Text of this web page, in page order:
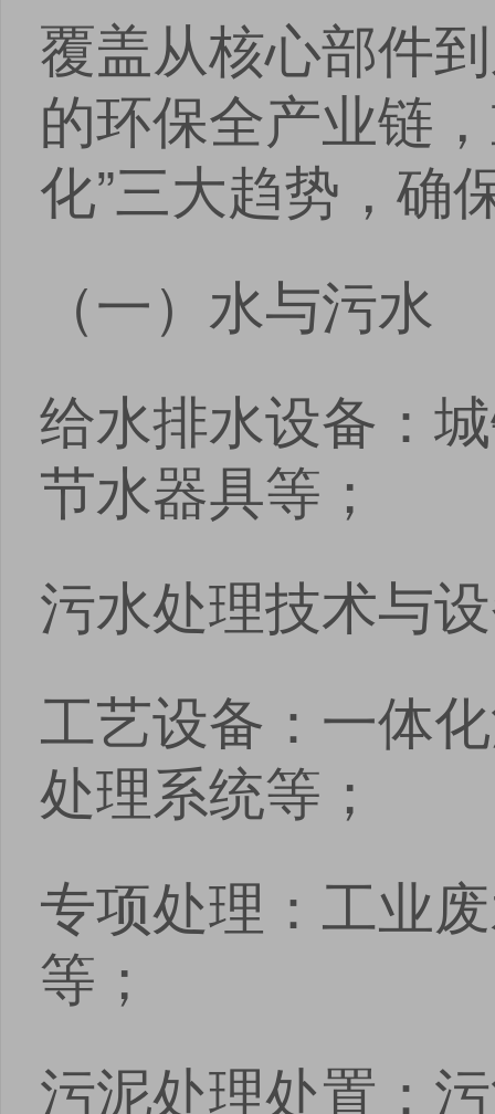
覆盖从核心部件
的环保全产业链
化”三大趋势，确
（一）水与污水
给水排水设备：
节水器具等；
污水处理技术与
工艺设备：一体
处理系统等；
专项处理：工业
等；
污泥处理处置：